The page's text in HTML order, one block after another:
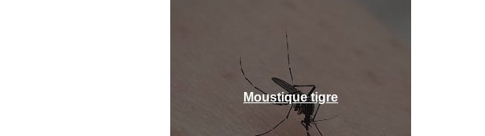
Moustique tigre